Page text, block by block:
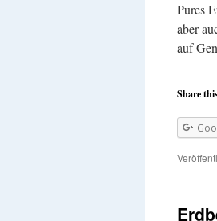
Pures
aber
auf
Share